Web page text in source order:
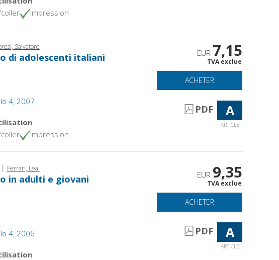
Impression
Salvatore
di adolescenti italiani
4, 2007
Impression
EUR 7,15
TVA exclue
ACHETER
PDF A
ARTICLE
| Ferrari, Lea.
in adulti e giovani
4, 2006
EUR 9,35
TVA exclue
ACHETER
PDF A
ARTICLE